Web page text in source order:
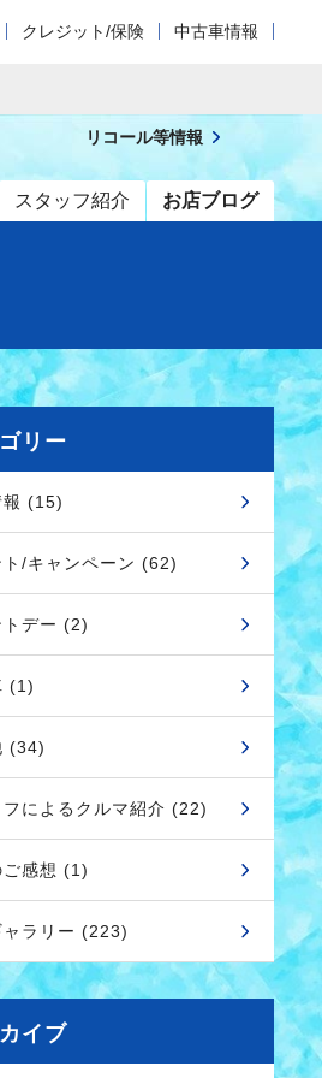
クレジット/保険 中古車情報
スタッフ紹介 お店ブログ
リコール等情報
リー
報 (15)
ト/キャンペーン (62)
トデー (2)
(1)
(34)
フによるクルマ紹介 (22)
ご感想 (1)
ャラリー (223)
イブ